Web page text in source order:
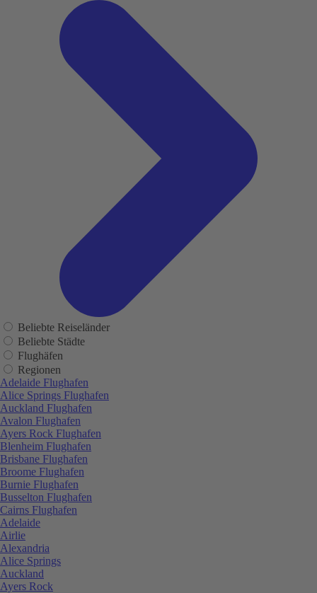
Beliebte Reiseländer
Beliebte Städte
Flughäfen
Regionen
Adelaide Flughafen
Alice Springs Flughafen
Auckland Flughafen
Avalon Flughafen
Ayers Rock Flughafen
Blenheim Flughafen
Brisbane Flughafen
Broome Flughafen
Burnie Flughafen
Busselton Flughafen
Cairns Flughafen
Adelaide
Airlie
Alexandria
Alice Springs
Auckland
Ayers Rock